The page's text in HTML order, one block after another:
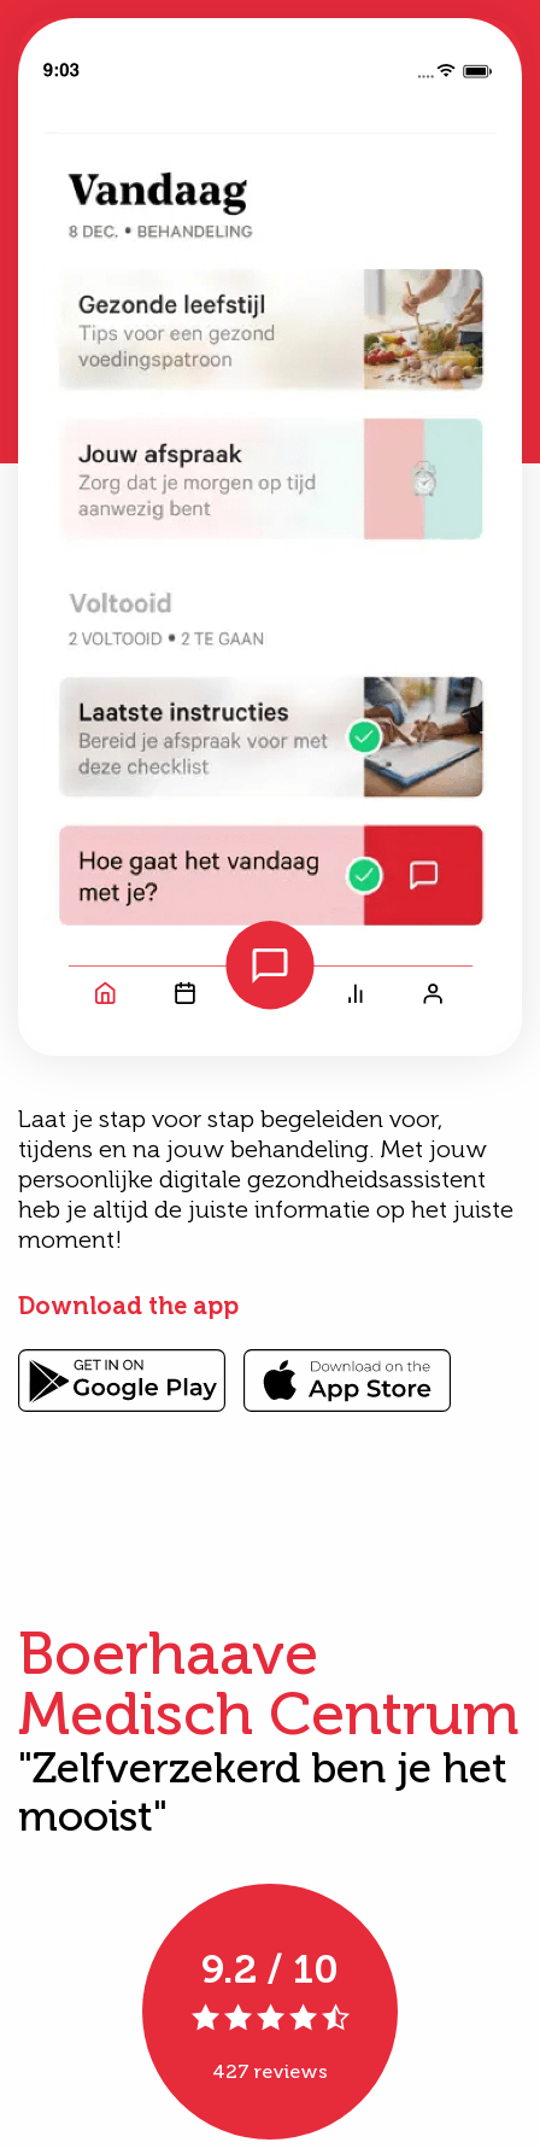
Laat je stap voor stap begeleiden voor,
tijdens en na jouw behandeling. Met jouw
persoonlijke digitale gezondheidsassistent
heb je altijd de juiste informatie op het juiste
moment!
Download the app
Boerhaave
Medisch Centrum
"Zelfverzekerd ben je het
mooist"
9.2 / 10
427 reviews